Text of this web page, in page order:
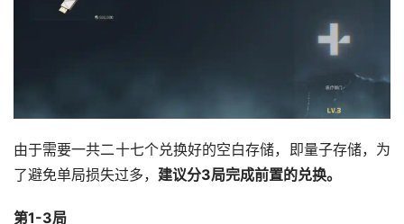
由于需要一共二十七个兑换好的空白存储，即量子存储，为
了避免单局损失过多， 建议分3局完成前置的兑换。
第1-3局